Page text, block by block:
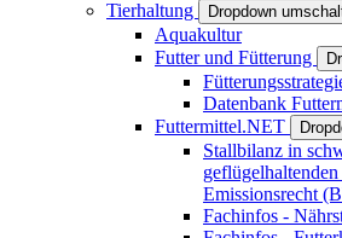
Tierhaltung
Dropdown
Aquakultur
Futter und Fütterung
Datenbank
Futtermittel.NET
Stallbilanz in
Emissionsrecht
Fachinfos -